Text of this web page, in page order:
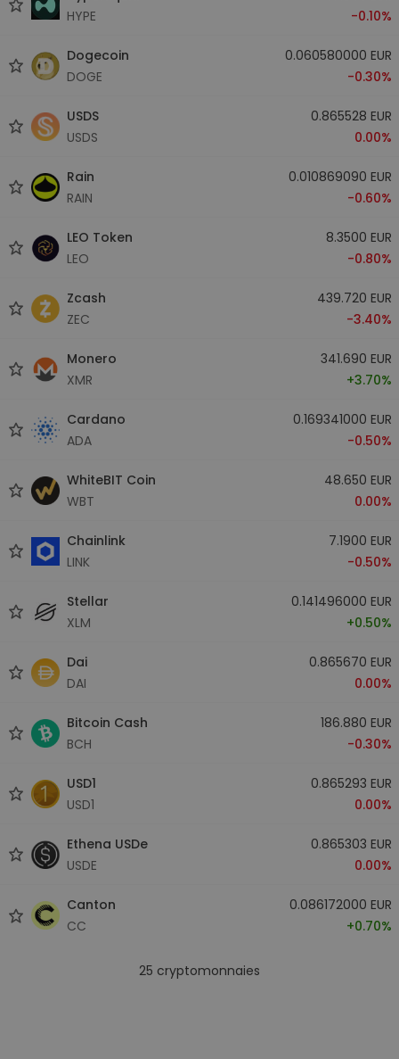
HYPE
-0.10%
Dogecoin
DOGE
0.060580000 EUR
-0.30%
USDS
USDS
0.865528 EUR
0.00%
Rain
RAIN
0.010869090 EUR
-0.60%
LEO Token
LEO
8.3500 EUR
-0.80%
Zcash
ZEC
439.720 EUR
-3.40%
Monero
XMR
341.690 EUR
+3.70%
Cardano
ADA
0.169341000 EUR
-0.50%
WhiteBIT Coin
WBT
48.650 EUR
0.00%
Chainlink
LINK
7.1900 EUR
-0.50%
Stellar
XLM
0.141496000 EUR
+0.50%
Dai
DAI
0.865670 EUR
0.00%
Bitcoin Cash
BCH
186.880 EUR
-0.30%
USD1
USD1
0.865293 EUR
0.00%
Ethena USDe
USDE
0.865303 EUR
0.00%
Canton
CC
0.086172000 EUR
+0.70%
25 cryptomonnaies